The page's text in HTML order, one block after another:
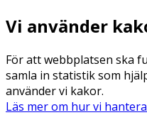
Vi använder
För att webbplatsen ska
samla in statistik som
använder vi kakor.
Läs mer om hur vi